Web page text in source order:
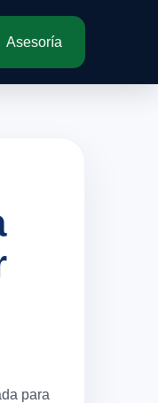
Asesoría
para